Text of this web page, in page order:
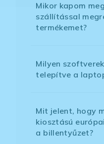
Mikor kapom
szállítással
termékemet?
Milyen
telepítve a
Mit jelent, hogy
kiosztású
a billentyűzet?